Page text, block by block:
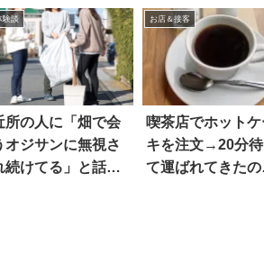
験談
所の人に「畑で会
オジサンに無視さ
続けてる」と話し
お店＆接客
喫茶店でホットケ
キを注文→20分
て運ばれてきたの